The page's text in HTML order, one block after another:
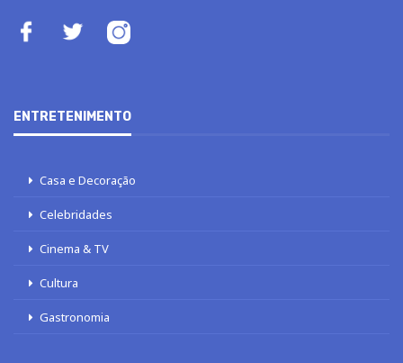
ENTRETENIMENTO
Casa e Decoração
Celebridades
Cinema & TV
Cultura
Gastronomia